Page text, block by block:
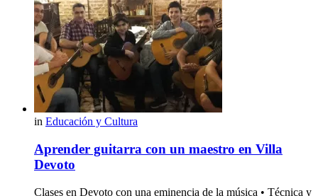
in Educación y Cultura
Aprender guitarra con un maestro en Villa
Devoto
Clases en Devoto con una eminencia de la música • Técnica y